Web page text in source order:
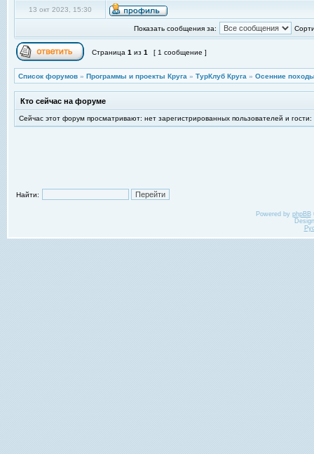
13 окт 2023, 15:30
Показать сообщения за:
Страница 1 из 1 [ 1 сообщение ]
Список форумов » Программы и проекты Круга » ТурКлуб Круга » Осенние
Кто сейчас на форуме
Сейчас этот форум просматривают: нет зарегистрированных пользователей и гости:
Найти:
Powered by phpBB